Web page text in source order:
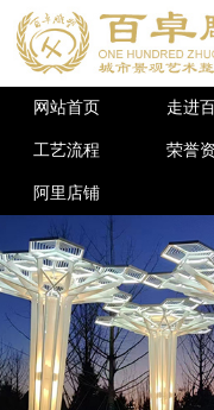
网站首页 走进
工艺流程 荣誉
阿里店铺